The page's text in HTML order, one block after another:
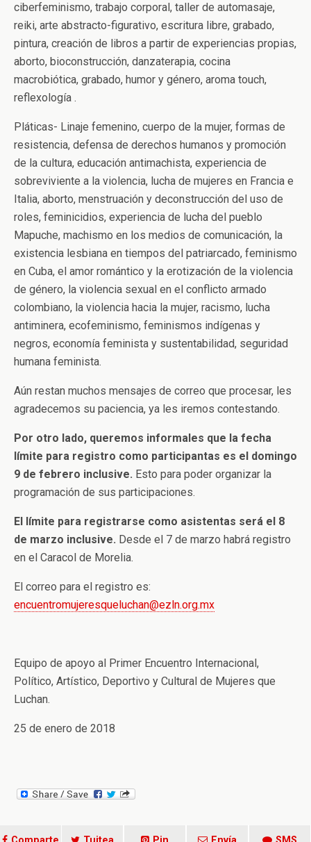
ciberfeminismo, trabajo corporal, taller de automasaje,
reiki, arte abstracto-figurativo, escritura libre, grabado,
pintura, creación de libros a partir de experiencias propias,
aborto, bioconstrucción, danzaterapia, cocina
macrobiótica, grabado, humor y género, aroma touch,
reflexología .
Pláticas- Linaje femenino, cuerpo de la mujer, formas de
resistencia, defensa de derechos humanos y promoción
de la cultura, educación antimachista, experiencia de
sobreviviente a la violencia, lucha de mujeres en Francia e
Italia, aborto, menstruación y deconstrucción del uso de
roles, feminicidios, experiencia de lucha del pueblo
Mapuche, machismo en los medios de comunicación, la
existencia lesbiana en tiempos del patriarcado, feminismo
en Cuba, el amor romántico y la erotización de la violencia
de género, la violencia sexual en el conflicto armado
colombiano, la violencia hacia la mujer, racismo, lucha
antiminera, ecofeminismo, feminismos indígenas y
negros, economía feminista y sustentabilidad, seguridad
humana feminista.
Aún restan muchos mensajes de correo que procesar, les
agradecemos su paciencia, ya les iremos contestando.
Por otro lado, queremos informales que la fecha
límite para registro como participantas es el domingo
9 de febrero inclusive. Esto para poder organizar la
programación de sus participaciones.
El límite para registrarse como asistentas será el 8
de marzo inclusive. Desde el 7 de marzo habrá registro
en el Caracol de Morelia.
El correo para el registro es:
encuentromujeresqueluchan@ezln.org.mx
Equipo de apoyo al Primer Encuentro Internacional,
Político, Artístico, Deportivo y Cultural de Mujeres que
Luchan.
25 de enero de 2018